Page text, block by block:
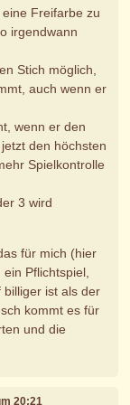
Freifarbe zu
irgendwann
Stich möglich,
auch wenn er
wenn er den
den höchsten
Spielkontrolle
3 wird
für mich (hier
Pflichtspiel,
billiger ist als der
kommt es für
und die
20:21